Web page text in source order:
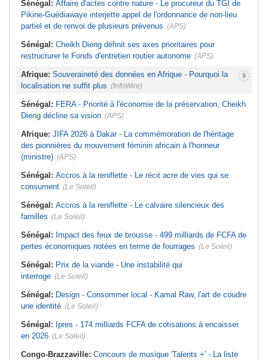
Sénégal: Affaire d'actes contre nature - Le procureur du TGI de
Pikine-Guédiawaye interjette appel de l'ordonnance de non-lieu
partiel et de renvoi de plusieurs prévenus (APS)
Sénégal: Cheikh Dieng définit ses axes prioritaires pour
restructurer le Fonds d'entretien routier autonome (APS)
Afrique: Souveraineté des données en Afrique - Pourquoi la
localisation ne suffit plus (InfoWire)
Sénégal: FERA - Priorité à l'économie de la préservation, Cheikh
Dieng décline sa vision (APS)
Afrique: JIFA 2026 à Dakar - La commémoration de l'héritage
des pionnières du mouvement féminin africain à l'honneur
(ministre) (APS)
Sénégal: Accros à la reniflette - Le récit acre de vies qui se
consument (Le Soleil)
Sénégal: Accros à la reniflette - Le calvaire silencieux des
familles (Le Soleil)
Sénégal: Impact des feux de brousse - 499 milliards de FCFA de
pertes économiques notées en terme de fourrages (Le Soleil)
Sénégal: Prix de la viande - Une instabilité qui
interroge (Le Soleil)
Sénégal: Design - Consommer local - Kamal Raw, l'art de coudre
une identité (Le Soleil)
Sénégal: Ipres - 174 milliards FCFA de cotisations à encaisser
en 2026 (Le Soleil)
Congo-Brazzaville: Concours de musique 'Talents +' - La liste